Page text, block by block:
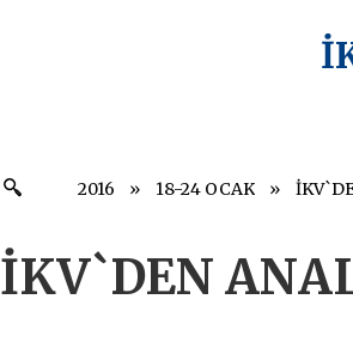
2016 18-24 OCAK
İKV`DEN